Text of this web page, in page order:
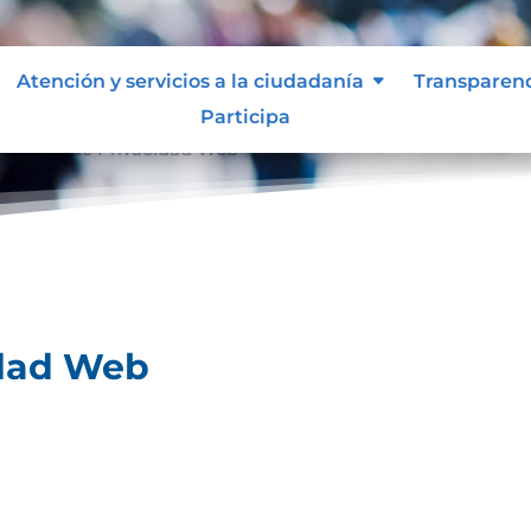
Atención y servicios a la ciudadanía
Participa
Web